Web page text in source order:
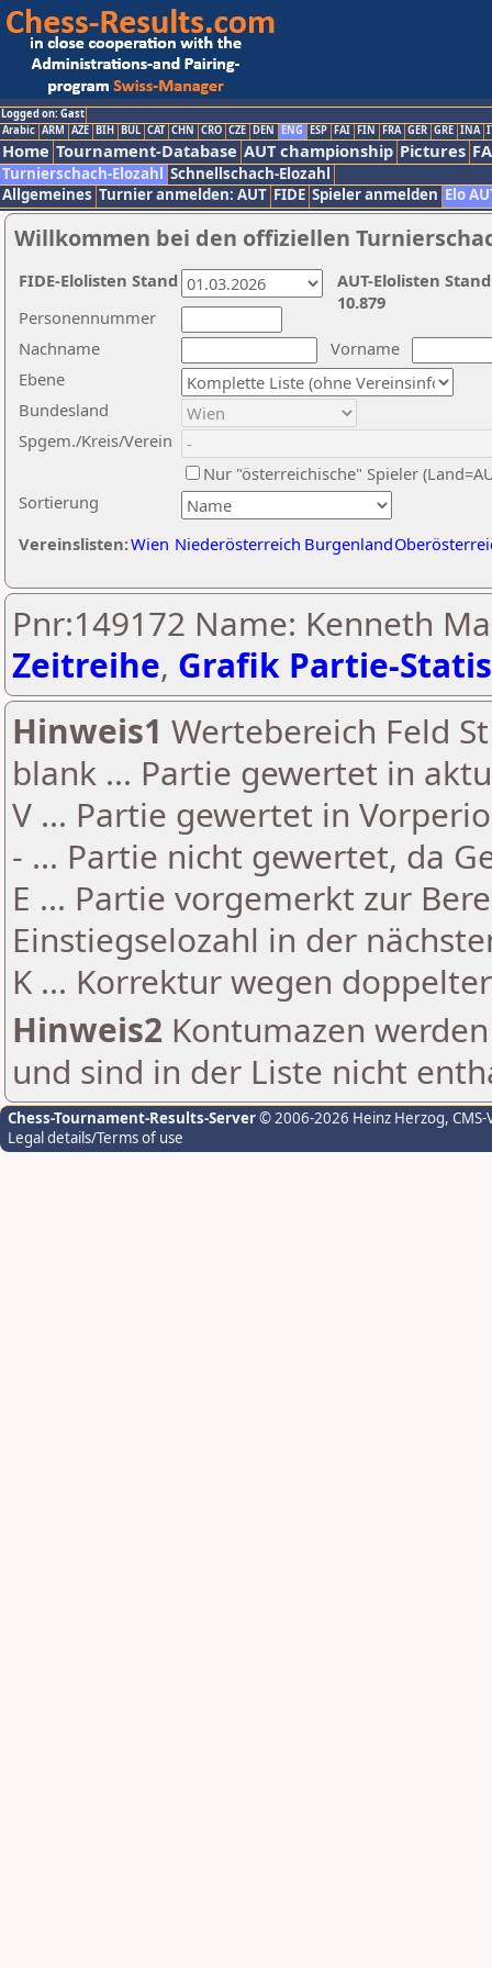
Logged on: Gast
Arabic ARM AZE BIH BUL CAT CHN CRO CZE DEN ENG ESP FAI FIN FRA GER GRE INA
Home Tournament-Database AUT championship Pictures
Turnierschach-Elozahl Schnellschach-Elozahl
Allgemeines Turnier anmelden: AUT FIDE Spieler anmelden Elo
Willkommen bei den offiziellen
Nachname
Vorname
Ebene
Sortierung
Personennummer
Bundesland
Spgem./Kreis/Verein
Nur "österreichische" Spieler
Vereinslisten:Wien Niederösterreich Burgenland
AUT-Elolisten
10.879
FIDE-Elolisten Stand
Pnr:149172 Name: Kenneth
Zeitreihe, Grafik Partie-
Hinweis1 Wertebereich Feld
blank ... Partie gewertet in
V ... Partie gewertet in
- ... Partie nicht gewertet, da
E ... Partie vorgemerkt zur
Einstiegselozahl in der
K ... Korrektur wegen
Hinweis2 Kontumazen
und sind in der Liste nicht
Chess-Tournament-Results-Server© 2006-2026 Heinz Herzog,
Legal details/Terms of use